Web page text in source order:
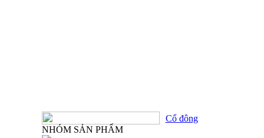
NHÓM SẢN PHẨM
Cổ đông